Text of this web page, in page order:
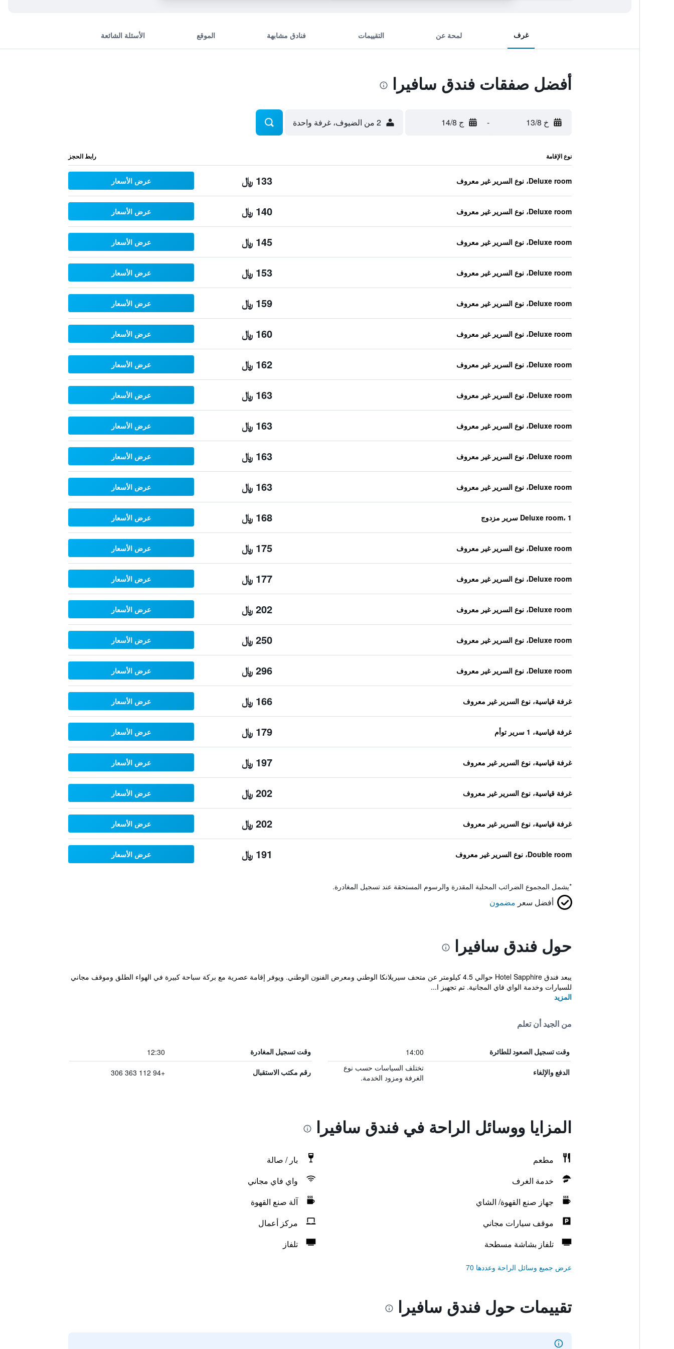
غرف لمحة عن التقييمات فنادق مشابهة الموقع الأسئلة الشائعة
أفضل صفقات فندق سافيرا
خ 13/8 - ج 14/8 2 من الضيوف، غرفة واحدة
نوع الإقامة رابط الحجز
Deluxe room، نوع السرير غير معروف 133 ﷼ عرض الأسعار
Deluxe room، نوع السرير غير معروف 140 ﷼ عرض الأسعار
Deluxe room، نوع السرير غير معروف 145 ﷼ عرض الأسعار
Deluxe room، نوع السرير غير معروف 153 ﷼ عرض الأسعار
Deluxe room، نوع السرير غير معروف 159 ﷼ عرض الأسعار
Deluxe room، نوع السرير غير معروف 160 ﷼ عرض الأسعار
Deluxe room، نوع السرير غير معروف 162 ﷼ عرض الأسعار
Deluxe room، نوع السرير غير معروف 163 ﷼ عرض الأسعار
Deluxe room، نوع السرير غير معروف 163 ﷼ عرض الأسعار
Deluxe room، نوع السرير غير معروف 163 ﷼ عرض الأسعار
Deluxe room، نوع السرير غير معروف 163 ﷼ عرض الأسعار
Deluxe room، 1 سرير مزدوج 168 ﷼ عرض الأسعار
Deluxe room، نوع السرير غير معروف 175 ﷼ عرض الأسعار
Deluxe room، نوع السرير غير معروف 177 ﷼ عرض الأسعار
Deluxe room، نوع السرير غير معروف 202 ﷼ عرض الأسعار
Deluxe room، نوع السرير غير معروف 250 ﷼ عرض الأسعار
Deluxe room، نوع السرير غير معروف 296 ﷼ عرض الأسعار
غرفة قياسية، نوع السرير غير معروف 166 ﷼ عرض الأسعار
غرفة قياسية، 1 سرير توأم 179 ﷼ عرض الأسعار
غرفة قياسية، نوع السرير غير معروف 197 ﷼ عرض الأسعار
غرفة قياسية، نوع السرير غير معروف 202 ﷼ عرض الأسعار
غرفة قياسية، نوع السرير غير معروف 202 ﷼ عرض الأسعار
Double room، نوع السرير غير معروف 191 ﷼ عرض الأسعار
*يشمل المجموع الضرائب المحلية المقدرة والرسوم المستحقة عند تسجيل المغادرة.
أفضل سعر مضمون
حول فندق سافيرا
يبعد فندق Hotel Sapphire حوالي 4.5 كيلومتر عن متحف سيريلانكا الوطني ومعرض الفنون الوطني. ويوفر إقامة عصرية مع بركة سباحة كبيرة في الهواء الطلق وموقف مجاني
للسيارات وخدمة الواي فاي المجانية. تم تجهيز ا...
المزيد
من الجيد أن تعلم
وقت تسجيل الصعود للطائرة 14:00 وقت تسجيل المغادرة 12:30
الدفع والإلغاء
تختلف السياسات حسب نوع
الغرفة ومزود الخدمة.
رقم مكتب الاستقبال +94 112 363 306
المزايا ووسائل الراحة في فندق سافيرا
مطعم
بار / صالة
خدمة الغرف
واي فاي مجاني
جهاز صنع القهوة/ الشاي
آلة صنع القهوة
موقف سيارات مجاني
مركز أعمال
تلفاز بشاشة مسطحة
تلفاز
عرض جميع وسائل الراحة وعددها 70
تقييمات حول فندق سافيرا